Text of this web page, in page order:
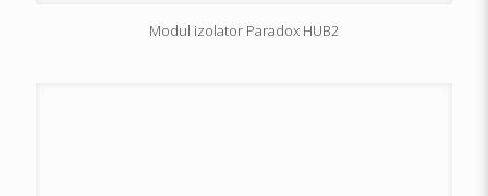
Modul izolator Paradox HUB2